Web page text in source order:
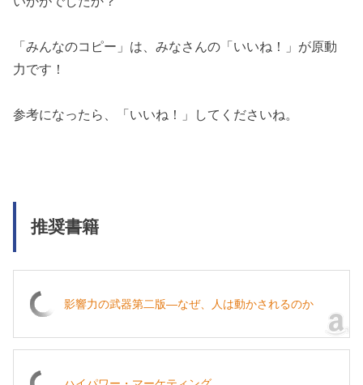
「みんなのコピー」は、みなさんの「いいね！」が原動
力です！
参考になったら、「いいね！」してくださいね。
推奨書籍
影響力の武器第二版―なぜ、人は動かされるのか